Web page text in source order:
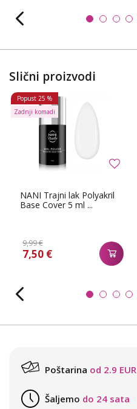
Slični proizvodi
NANI Trajni lak Polyakril
Base Cover 5 ml ...
9,99 €
7,50 €
Popust 25 %
Zadnji komadi
Poštarina od 2.9 EUR
Šaljemo do 24 sata